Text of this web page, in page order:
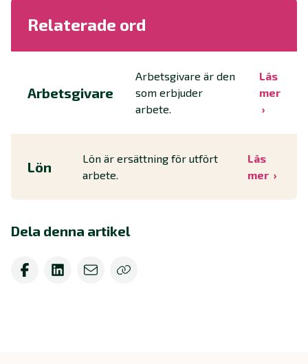
Relaterade ord
Arbetsgivare
Arbetsgivare är den
som erbjuder
arbete.
Läs
mer
Lön
Lön är ersättning för utfört
arbete.
Läs
mer
Dela denna artikel